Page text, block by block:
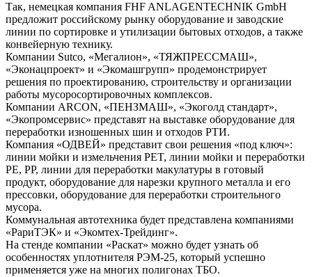
Так, немецкая компания FHF ANLAGENTECHNIK GmbH
предложит российскому рынку оборудование и заводские
линии по сортировке и утилизации бытовых отходов, а также
конвейерную технику.
Компании Sutco, «Мегалион», «ТЯЖПРЕССМАШ»,
«Эконацпроект» и «Экомашгрупп» продемонстрирует
решения по проектированию, строительству и организации
работы мусоросортировочных комплексов.
Компании ARCON, «ПЕНЗМАШ», «Экоголд стандарт»,
«Экопромсервис» представят на выставке оборудование для
переработки изношенных шин и отходов РТИ.
Компания «ОДВЕЙ» представит свои решения «под ключ»:
линии мойки и измельчения PET, линии мойки и переработки
PE, PP, линии для переработки макулатуры в готовый
продукт, оборудование для нарезки крупного металла и его
прессовки, оборудование для переработки строительного
мусора.
Коммунальная автотехника будет представлена компаниями
«РариТЭК» и «Экомтех-Трейдинг».
На стенде компании «Раскат» можно будет узнать об
особенностях уплотнителя РЭМ-25, который успешно
применяется уже на многих полигонах ТБО.